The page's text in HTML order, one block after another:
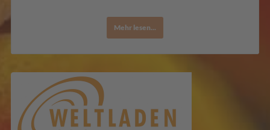
Mehr lesen...